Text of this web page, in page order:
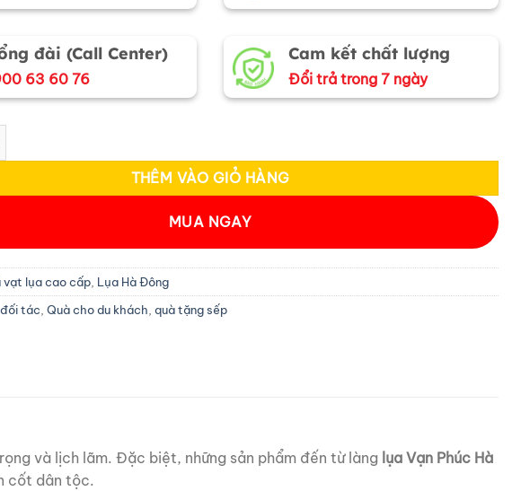
đài (Call Center)
63 60 76
Cam kết chất lượng
Đổi trả trong 7 ngày
tằm họa tiết hoa mai xanh lá MNV-CRV52 số lượng
THÊM VÀO GIỎ HÀNG
MUA NGAY
vạt lụa cao cấp Lụa Hà Đông
tác Quà cho du khách quà tặng sếp
và lịch lãm. Đặc biệt, những sản phẩm đến từ làng lụa Vạn Phúc Hà
cốt dân tộc.